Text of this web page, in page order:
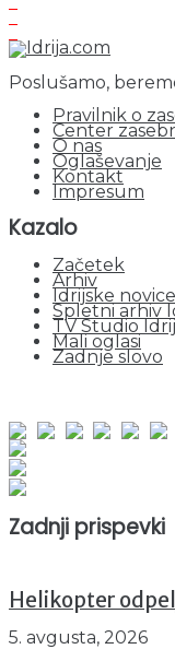
Poslušamo,
Pravilnik o
Center
O nas
Oglaševanje
Kontakt
Impresum
Kazalo
Začetek
Arhiv
Idrijske novice
Spletni arhiv
TV Studio
Mali oglasi
Zadnje slovo
Zadnji prispevki
Helikopter
5. avgusta, 2026